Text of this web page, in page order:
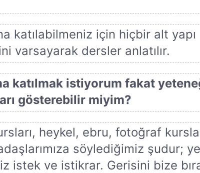
katılabilmeniz için hiçbir alt
varsayarak dersler anlatılır.
katılmak istiyorum fakat
gösterebilir miyim?
heykel, ebru, fotoğraf
söylediğimiz şudur;
istek ve istikrar. Gerisini bize